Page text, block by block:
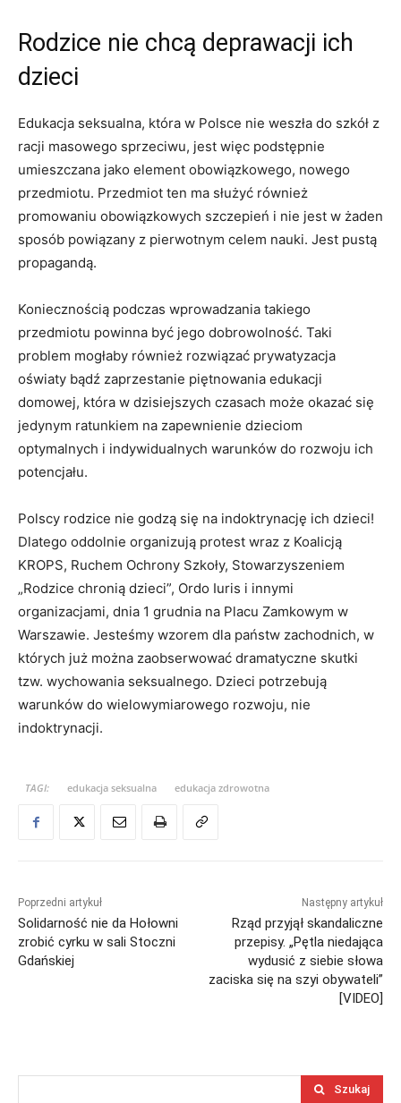
Rodzice nie chcą deprawacji ich
dzieci
Edukacja seksualna, która w Polsce nie weszła do szkół z
racji masowego sprzeciwu, jest więc podstępnie
umieszczana jako element obowiązkowego, nowego
przedmiotu. Przedmiot ten ma służyć również
promowaniu obowiązkowych szczepień i nie jest w żaden
sposób powiązany z pierwotnym celem nauki. Jest pustą
propagandą.
Koniecznością podczas wprowadzania takiego
przedmiotu powinna być jego dobrowolność. Taki
problem mogłaby również rozwiązać prywatyzacja
oświaty bądź zaprzestanie piętnowania edukacji
domowej, która w dzisiejszych czasach może okazać się
jedynym ratunkiem na zapewnienie dzieciom
optymalnych i indywidualnych warunków do rozwoju ich
potencjału.
Polscy rodzice nie godzą się na indoktrynację ich dzieci!
Dlatego oddolnie organizują protest wraz z Koalicją
KROPS, Ruchem Ochrony Szkoły, Stowarzyszeniem
„Rodzice chronią dzieci”, Ordo Iuris i innymi
organizacjami, dnia 1 grudnia na Placu Zamkowym w
Warszawie. Jesteśmy wzorem dla państw zachodnich, w
których już można zaobserwować dramatyczne skutki
tzw. wychowania seksualnego. Dzieci potrzebują
warunków do wielowymiarowego rozwoju, nie
indoktrynacji.
TAGI: edukacja seksualna edukacja zdrowotna
Poprzedni artykuł
Solidarność nie da Hołowni
zrobić cyrku w sali Stoczni
Gdańskiej
Następny artykuł
Rząd przyjął skandaliczne
przepisy. „Pętla niedająca
wydusić z siebie słowa
zaciska się na szyi obywateli”
[VIDEO]
Szukaj